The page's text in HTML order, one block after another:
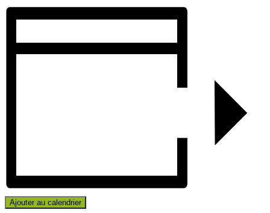
Ajouter au calendrier